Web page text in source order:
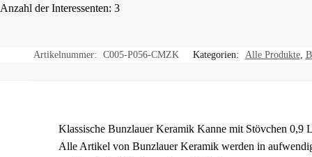
Anzahl der Interessenten: 3
Artikelnummer: C005-P056-CMZK Kategorien: Alle Produkte,
Klassische Bunzlauer Keramik Kanne mit Stövchen 0,9
Alle Artikel von Bunzlauer Keramik werden in